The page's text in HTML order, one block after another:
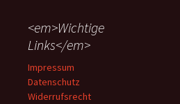
<em>Wichtige
Links</em>
Impressum
Datenschutz
Widerrufsrecht